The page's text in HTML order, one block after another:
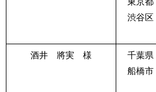
渋谷区
酒井 將実 様
千葉県
船橋市